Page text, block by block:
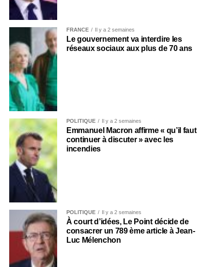
FRANCE Il y a 2 semaines
Le gouvernement va interdire les
réseaux sociaux aux plus de 70 ans
POLITIQUE Il y a 2 semaines
Emmanuel Macron affirme « qu’il faut
continuer à discuter » avec les
incendies
POLITIQUE Il y a 2 semaines
À court d’idées, Le Point décide de
consacrer un 789 ème article à Jean-
Luc Mélenchon